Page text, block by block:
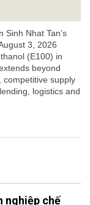
Sinh Nhat Tan’s
3, 2026
(E100) in
beyond
competitive supply
logistics and
nghiệp chế